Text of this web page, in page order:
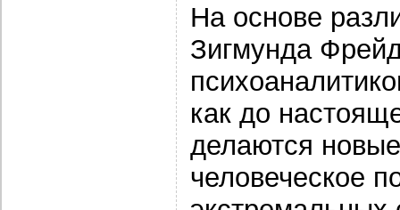
На основе
Зигмунда
как до
делаются
человеческое